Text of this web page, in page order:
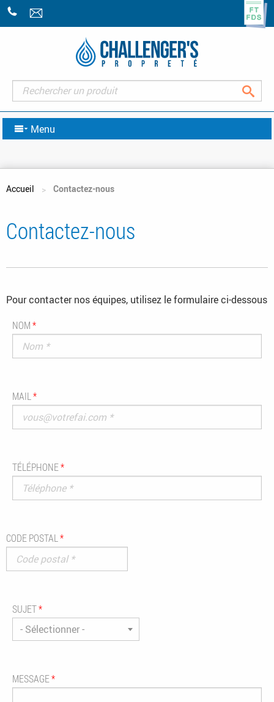
+33
(0)2
47
07
Menu
Vous êtes ici
Accueil Contactez-nous
Contactez-nous
Pour contacter nos équipes, utilisez le formulaire ci-dessous
NOM*
MAIL*
TÉLÉPHONE*
CODE POSTAL*
SUJET*
- Sélectionner -
MESSAGE*